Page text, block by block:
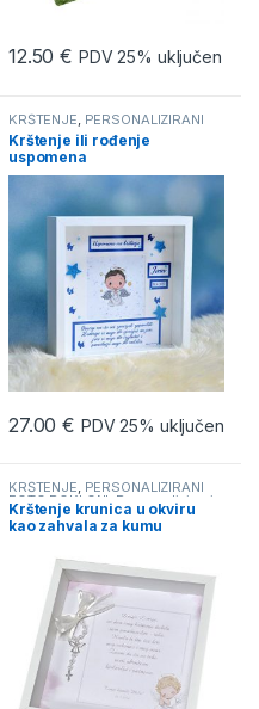
12.50€ PDV 25% uključen
KRŠTENJE PERSONALIZIRANI
FOTO POKLONI ,Personalizirani
okviri,Pokloni za krštenje
Zahvalnice za krštenje
Krštenje ili rođenje
uspomena
27.00€ PDV 25% uključen
KRŠTENJE, PERSONALIZIRANI
FOTO POKLONI, Personalizirani
okviri,Pokloni za krštenje
Krštenje krunica u okviru
kao zahvala za kumu